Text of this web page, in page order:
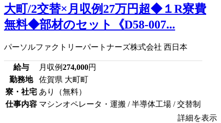
大町/2交替×月収例27万円超◆１R寮費
無料◆部材のセット《D58-007...
パーソルファクトリーパートナーズ株式会社 西日本
給与 月収例274,000円
勤務地
佐賀県 大町町
寮・社宅 あり（無料）
仕事内容 マシンオペレータ・運搬 / 半導体工場 / 交替制
詳細を表示